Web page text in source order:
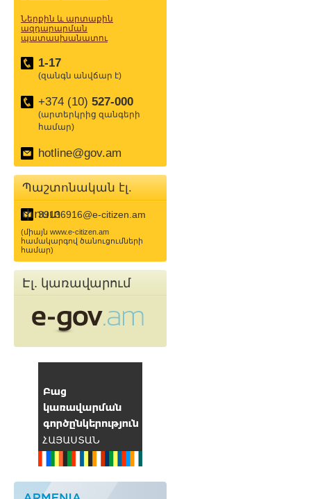
Ներքին և արտաքին
ազդարարման
պատասխանատու
1-17
(զանգն անվճար է)
+374 (10) 527-000
(արտերկրից զանգերի
համար)
hotline@gov.am
Պաշտոնական էլ.
փոստ
39136916@e-citizen.am
(միայն www.e-citizen.am
համակարգով ծանուցումների
համար)
Էլ. կառավարում